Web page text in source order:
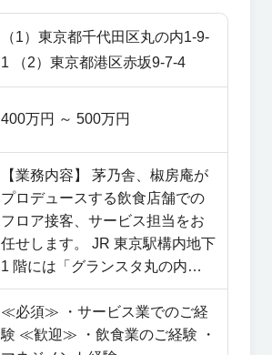
を続けたいけれど働き方の制約
でキャリアを諦めることがない
よう、環境改善にも積極的に取
在庫管理を担当し、本部マーケ
ティング部門と連携しながら、
販促戦略に基づいた売上・在
庫・勤怠の管理を行います。 ・
議に参加し、本部が掲げる強化
テーマ（例：特定商品の販売促
進、アプリ会員増加など）に沿
った運営計画を立案・推進しま
す。 【久原ならではのファンづ
くり】 ・本気のおもてなし 社
員一人ひとりに裁量権があり、
お客様への心遣いをその場で判
断できます。 例えば披露宴の
引出物をご相談いただいた際
（1）東京都千代田区丸の内1-9-
1 （2）東京都港区赤坂9-7-4
400万円 ～ 500万円
【業務内容】 茅乃舎、椒房庵が
プロデュースする飲食店舗での
フロア接客、サービス担当をお
任せします。 JR 東京駅構内地下
1 階には「グランスタ丸の内」
の茅乃舎店内にだし茶漬け専門
店「茅乃舎 お椀や」、六本木に
あるミッドタウン「茅乃舎 だし
≪必須≫ ・サービス業でのご経
験 ≪歓迎≫ ・飲食業のご経験 ・